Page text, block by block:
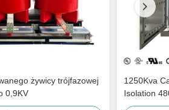
żywicy trójfazowej
0,9KV
1250Kva Cast Resin Dry Type Transformers
Isolation